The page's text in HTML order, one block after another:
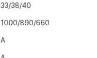
33/38/40
1000/890/660
A